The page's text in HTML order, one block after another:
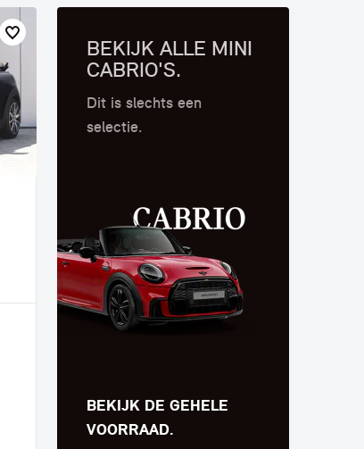
BEKIJK ALLE MINI
CABRIO'S.
Dit is slechts een
selectie.
BEKIJK DE GEHELE
VOORRAAD.